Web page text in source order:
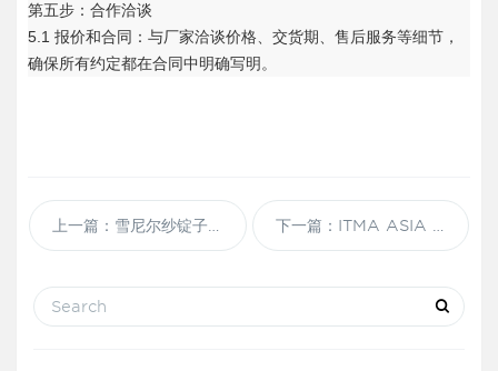
第五步：合作洽谈
5.1 报价和合同：与厂家洽谈价格、交货期、售后服务等细节，
确保所有约定都在合同中明确写明。